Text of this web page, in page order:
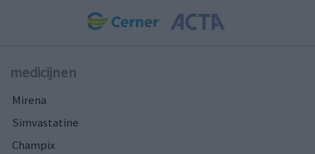
medicijnen
Mirena
Simvastatine
Champix